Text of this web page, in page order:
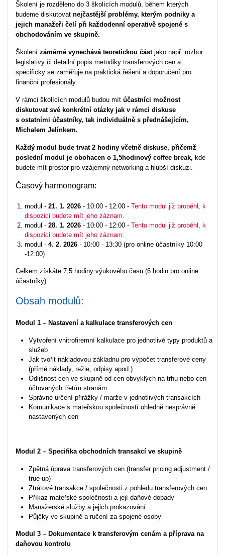
Školení je rozděleno do 3 školících modulů, během kterých
budeme diskutovat nejčastější problémy, kterým podniky a
jejich manažeři čelí při každodenní operativě spojené s
obchodováním ve skupině.
Školení záměrně vynechává teoretickou částjako např. rozbor
legislativy či detailní popis metodiky transferových cen a
specificky se zaměřuje na praktická řešení a doporučení pro
finanční profesionály.
V rámci školících modulů budou mít účastníci možnost
diskutovat své konkrétní otázky jak v rámci diskuse
s ostatními účastníky, tak individuálně s přednášejícím,
Michalem Jelínkem.
Každý modul bude trvat 2 hodiny včetně diskuse, přičemž
poslední modul je obohacen o 1,5hodinový coffee break, kde
budete mít prostor pro vzájemný networking a hlubší diskuzi.
Časový harmonogram:
modul -21. 1. 2026 - 10:00 - 12:00 -Tento modul již proběhl, k
dispozici budete mít jeho záznam.
modul -28. 1. 2026 - 10:00 - 12:00 -Tento modul již proběhl, k
dispozici budete mít jeho záznam.
modul -4. 2. 2026 - 10:00 - 13:30 (pro online účastníky 10:00
-12:00)
Celkem získáte 7,5 hodiny výukového času (6 hodin pro online
účastníky)
Obsah modulů:
Modul 1 – Nastavení a kalkulace transferových cen
Vytvoření vnitrofiremní kalkulace pro jednotlivé typy produktů a
služeb
Jak tvořit nákladovou základnu pro výpočet transferové ceny
(přímé náklady, režie, odpisy apod.)
Odlišnost cen ve skupině od cen obvyklých na trhu nebo cen
účtovaných třetím stranám
Správné určení přirážky / marže v jednotlivých transakcích
Komunikace s mateřskou společností ohledně nesprávně
nastavených cen
Modul 2 – Specifika obchodních transakcí ve skupině
Zpětná úprava transferových cen (transfer pricing adjustment /
true-up)
Ztrátové transakce / společnosti z pohledu transferových cen
Příkaz mateřské společnosti a její daňové dopady
Manažerské služby a jejich prokazování
Půjčky ve skupině a ručení za spojené osoby
Modul 3 – Dokumentace k transferovým cenám a příprava na
daňovou kontrolu